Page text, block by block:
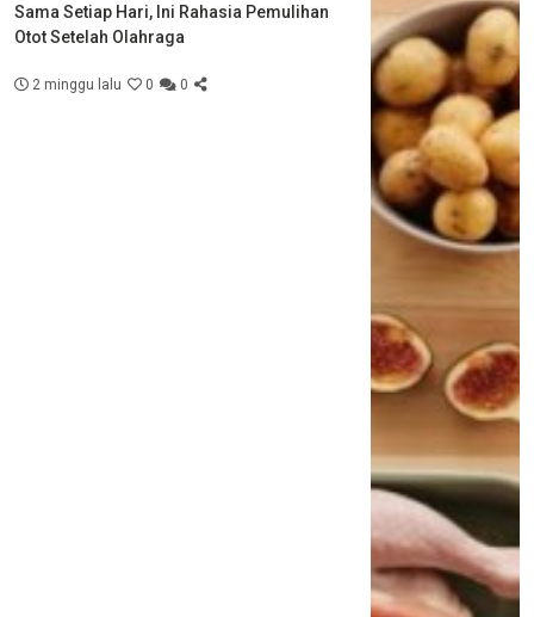
Sama Setiap Hari, Ini Rahasia Pemulihan
Otot Setelah Olahraga
2 minggu lalu 0 0